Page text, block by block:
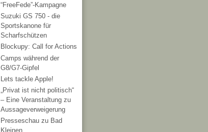
“FreeFede”-Kampagne
Suzuki GS 750 - die
Sportskanone für
Scharfschützen
Blockupy: Call for Actions
Camps während der
G8/G7-Gipfel
Lets tackle Apple!
„Privat ist nicht politisch“
– Eine Veranstaltung zu
Aussageverweigerung
Presseschau zu Bad
Kleinen